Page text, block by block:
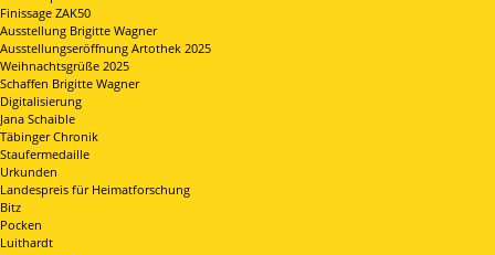
Finissage ZAK50
Ausstellung Brigitte Wagner
Ausstellungseröffnung Artothek 2025
Weihnachtsgrüße 2025
Schaffen Brigitte Wagner
Digitalisierung
Jana Schaible
Täbinger Chronik
Staufermedaille
Urkunden
Landespreis für Heimatforschung
Bitz
Pocken
Luithardt